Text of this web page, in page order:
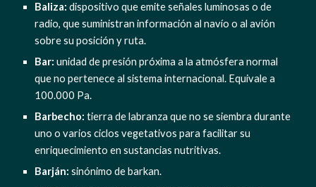
Baliza: dispositivo que emite señales luminosas o de
radio, que suministran información al navío o al avión
sobre su posición y ruta.
Bar: unidad de presión próxima a la atmósfera normal
que no pertenece al sistema internacional. Equivale a
100.000 Pa.
Barbecho: tierra de labranza que no se siembra durante
uno o varios ciclos vegetativos para facilitar su
enriquecimiento en sustancias nutritivas.
Barján: sinónimo de barkan.